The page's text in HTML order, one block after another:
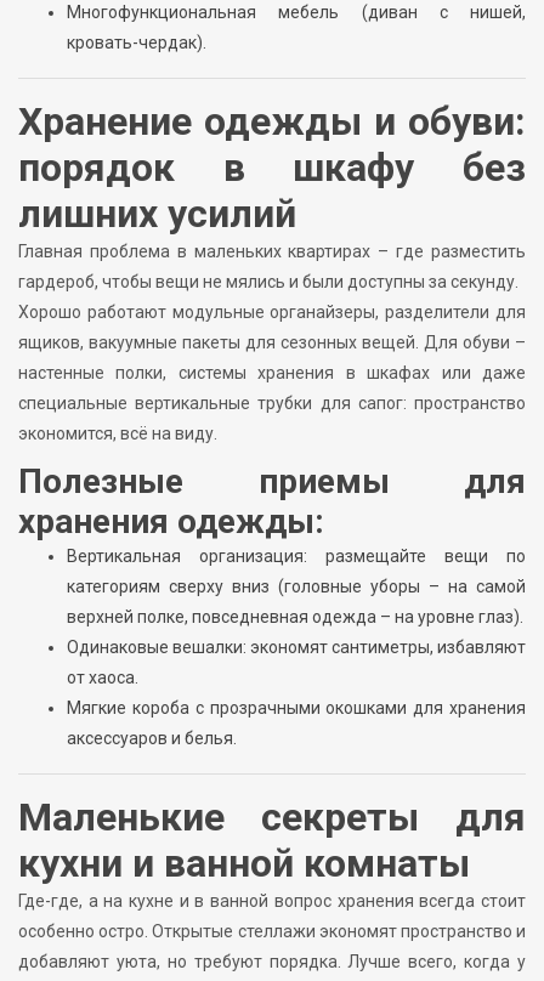
Многофункциональная мебель (диван с нишей,
кровать-чердак).
Хранение одежды и обуви:
порядок в шкафу без
лишних усилий
Главная проблема в маленьких квартирах – где разместить
гардероб, чтобы вещи не мялись и были доступны за секунду.
Хорошо работают модульные органайзеры, разделители для
ящиков, вакуумные пакеты для сезонных вещей. Для обуви –
настенные полки, системы хранения в шкафах или даже
специальные вертикальные трубки для сапог: пространство
экономится, всё на виду.
Полезные приемы для
хранения одежды:
Вертикальная организация: размещайте вещи по
категориям сверху вниз (головные уборы – на самой
верхней полке, повседневная одежда – на уровне глаз).
Одинаковые вешалки: экономят сантиметры, избавляют
от хаоса.
Мягкие короба с прозрачными окошками для хранения
аксессуаров и белья.
Маленькие секреты для
кухни и ванной комнаты
Где-где, а на кухне и в ванной вопрос хранения всегда стоит
особенно остро. Открытые стеллажи экономят пространство и
добавляют уюта, но требуют порядка. Лучше всего, когда у